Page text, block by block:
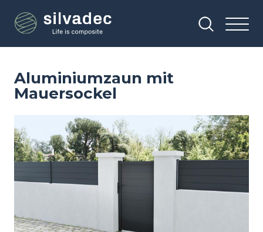
zum
Inhalt
Aluminiumzaun mit
Mauersockel